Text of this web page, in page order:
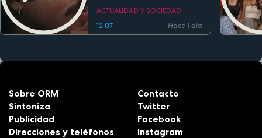
estreno
ACTUALIDAD Y SOCIEDAD
12:07
Hace 1 día
Sobre ORM
Sintoniza
Publicidad
Direcciones y teléfonos
Contacto
Twitter
Facebook
Instagram